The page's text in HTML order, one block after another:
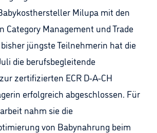
Milupa mit den
Category Management und Trade
jüngste Teilnehmerin hat die
die berufsbegleitende
zertifizierten ECR D-A-CH
erfolgreich abgeschlossen. Für
nahm sie die
von Babynahrung beim